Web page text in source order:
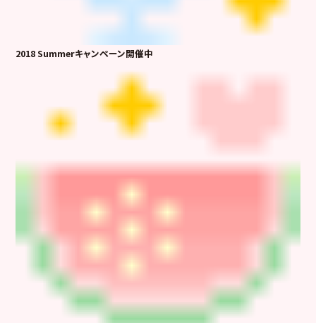
2018 Summerキャンペーン開催中